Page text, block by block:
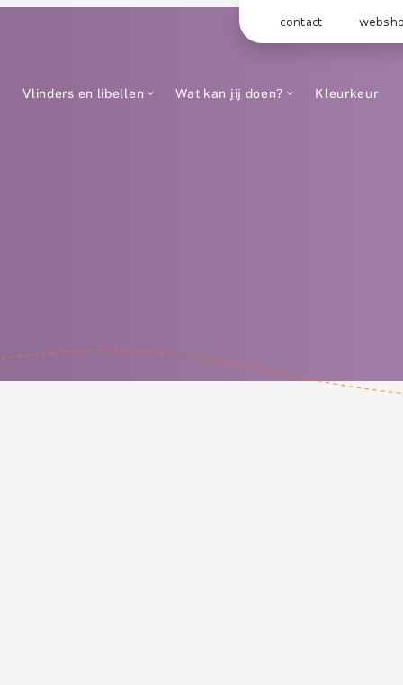
contact
Vlinders en libellen Wat kan jij doen? Kleurkeur